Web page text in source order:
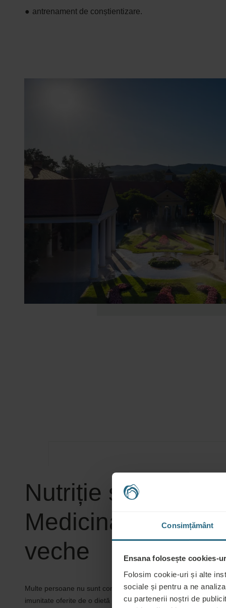
Consimțământ
Ensana folosește cookies-
Folosim cookie-uri și alte
sociale și pentru a ne
cu partenerii noștri de
antrenament de conștientizare.
Nutriție sănătoasă:
Medicina cea mai
veche
Multe persoane nu sunt conștiente de energia puternică și
imunitate oferite de o dietă potrivită. Deja strămoșii noștri